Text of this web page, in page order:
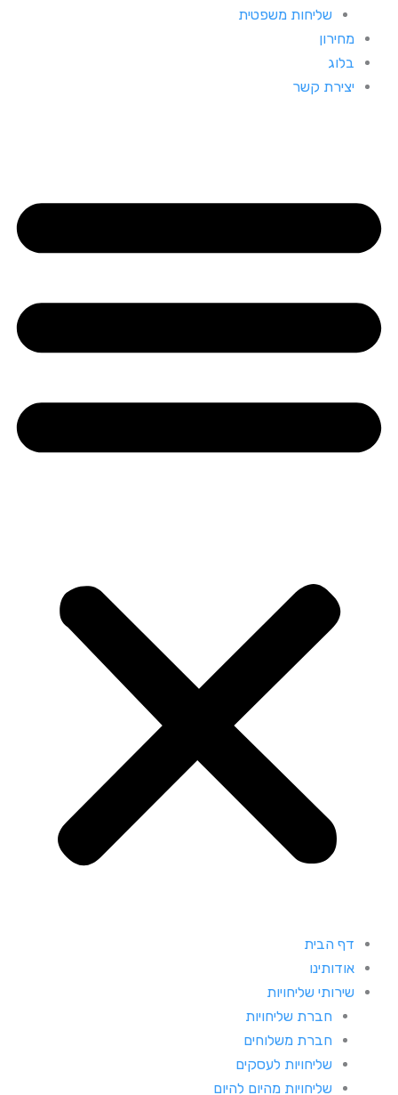
שליחות משפטית
מחירון
בלוג
יצירת קשר
דף הבית
אודותינו
שירותי שליחויות
חברת שליחויות
חברת משלוחים
שליחויות לעסקים
שליחויות מהיום להיום